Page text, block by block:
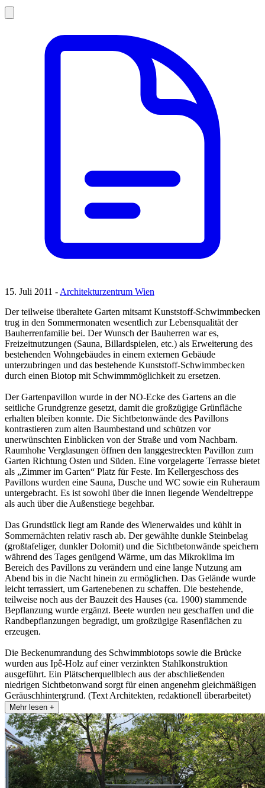
15. Juli 2011 -Architekturzentrum Wien
Der teilweise überaltete Garten mitsamt Kunststoff-Schwimmbecken
trug in den Sommermonaten wesentlich zur Lebensqualität der
Bauherrenfamilie bei. Der Wunsch der Bauherren war es,
Freizeitnutzungen (Sauna, Billardspielen, etc.) als Erweiterung des
bestehenden Wohngebäudes in einem externen Gebäude
unterzubringen und das bestehende Kunststoff-Schwimmbecken
durch einen Biotop mit Schwimmmöglichkeit zu ersetzen.
Der Gartenpavillon wurde in der NO-Ecke des Gartens an die
seitliche Grundgrenze gesetzt, damit die großzügige Grünfläche
erhalten bleiben konnte. Die Sichtbetonwände des Pavillons
kontrastieren zum alten Baumbestand und schützen vor
unerwünschten Einblicken von der Straße und vom Nachbarn.
Raumhohe Verglasungen öffnen den langgestreckten Pavillon zum
Garten Richtung Osten und Süden. Eine vorgelagerte Terrasse bietet
als „Zimmer im Garten“ Platz für Feste. Im Kellergeschoss des
Pavillons wurden eine Sauna, Dusche und WC sowie ein Ruheraum
untergebracht. Es ist sowohl über die innen liegende Wendeltreppe
als auch über die Außenstiege begehbar.
Das Grundstück liegt am Rande des Wienerwaldes und kühlt in
Sommernächten relativ rasch ab. Der gewählte dunkle Steinbelag
(großtafeliger, dunkler Dolomit) und die Sichtbetonwände speichern
während des Tages genügend Wärme, um das Mikroklima im
Bereich des Pavillons zu verändern und eine lange Nutzung am
Abend bis in die Nacht hinein zu ermöglichen. Das Gelände wurde
leicht terrassiert, um Gartenebenen zu schaffen. Die bestehende,
teilweise noch aus der Bauzeit des Hauses (ca. 1900) stammende
Bepflanzung wurde ergänzt. Beete wurden neu geschaffen und die
Randbepflanzungen begradigt, um großzügige Rasenflächen zu
erzeugen.
Die Beckenumrandung des Schwimmbiotops sowie die Brücke
wurden aus Ipê-Holz auf einer verzinkten Stahlkonstruktion
ausgeführt. Ein Plätscherquellblech aus der abschließenden
niedrigen Sichtbetonwand sorgt für einen angenehm gleichmäßigen
Geräuschhintergrund. (Text Architekten, redaktionell überarbeitet)
Mehr lesen +